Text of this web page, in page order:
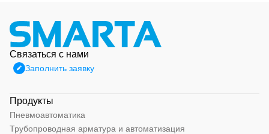
Связаться с нами
Заполнить заявку
Продукты
Пневмоавтоматика
Трубопроводная арматура и автоматизация